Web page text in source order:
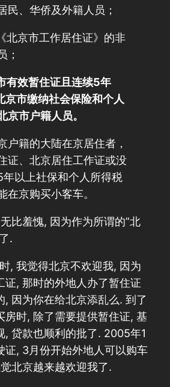
民、华侨及外籍人员；
北京市工作居住证》的非
；
有效暂住证且连续5年
京市缴纳社会保险和个人
京市户籍人员。
户籍的大陆在京居住者，
证、北京居住工作证或没
以上社保和个人所得税
在京购买小客车。
比羞愧, 因为作为所谓的”北
.
, 我觉得北京不欢迎我, 因为
证, 那时的外地人办了暂住证
, 因为你在给北京添乱么. 到了
房时, 除了需要提供暂住证, 基
, 贷款也顺利的批了. 2005年1
证, 3月份开始外地人可以购车
北京越来越欢迎我了.